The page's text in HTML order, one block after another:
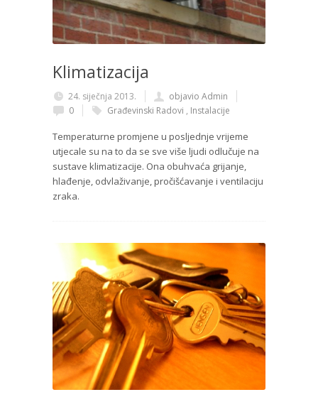
Klimatizacija
24. siječnja 2013.
objavio Admin
0
Građevinski Radovi , Instalacije
Temperaturne promjene u posljednje vrijeme
utjecale su na to da se sve više ljudi odlučuje na
sustave klimatizacije. Ona obuhvaća grijanje,
hlađenje, odvlaživanje, pročišćavanje i ventilaciju
zraka.